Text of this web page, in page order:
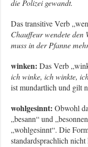
die Polizei gewandt.
Das transitive Verb
Chauffeur wendete den
muss in der Pfanne
winken: Das Verb
ich winke, ich winkte,
ist mundartlich und gilt
wohlgesinnt: Obwohl
„besann“ und
„wohlgesinnt“. Die
standardsprachlich